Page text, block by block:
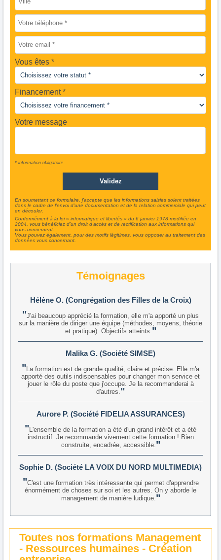
Vous êtes
Financement *
Votre message
* information obligatoire
En soumettant ce formulaire, j'accepte que les informations saisies soient traitées
dans le cadre de l'envoi d'une documentation et de la relation commerciale qui peut
en découler.
Conformément à la loi « informatique et libertés » du 6 janvier 1978 modifiée en
2004, vous bénéficiez d'un droit d'accès et de rectification aux informations qui
vous concernent.
Vous pouvez également, pour des motifs légitimes, vous opposer au traitement des
données vous concernant.
Témoignages
Hélène O. (Congrégation des Filles de la Croix)
J'ai beaucoup apprécié la formation, elle m'a apporté un plus
sur la manière de diriger une équipe (méthodes, moyens, théorie
et pratique). Objectifs atteints.
Malika G. (Société SIMSE)
La formation est de grande qualité, claire et précise. Elle m'a
apporté des outils indispensables pour changer mon service et
jouer le rôle du poste que j'occupe. Je la recommanderai à
d'autres.
Aurore P. (Société FIDELIA ASSURANCES)
L'ensemble de la formation a été d'un grand intérêt et a été
instructif. Je recommande vivement cette formation ! Bien
construite, encadrée, accessible.
Sophie D. (Société LA VOIX DU NORD MULTIMEDIA)
C'est une formation très intéressante qui permet d'apprendre
énormément de choses sur soi et les autres. On y aborde le
management de manière ludique.
Toutes nos formations Management
- Ressources humaines - Création